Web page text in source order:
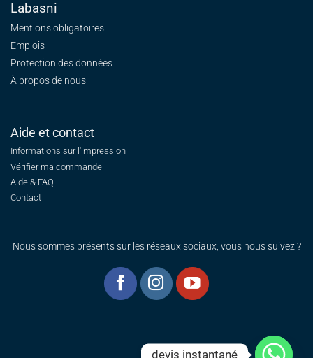
Labasni
Mentions obligatoires
Emplois
Protection des données
À propos de nous
Aide et contact
Informations sur l'impression
Vérifier ma commande
Aide & FAQ
Contact
Nous sommes présents sur les réseaux sociaux, vous nous suivez ?
devis instantané